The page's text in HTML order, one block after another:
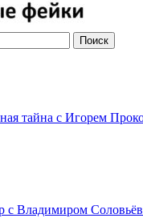
тайна с Игорем
с Владимиром